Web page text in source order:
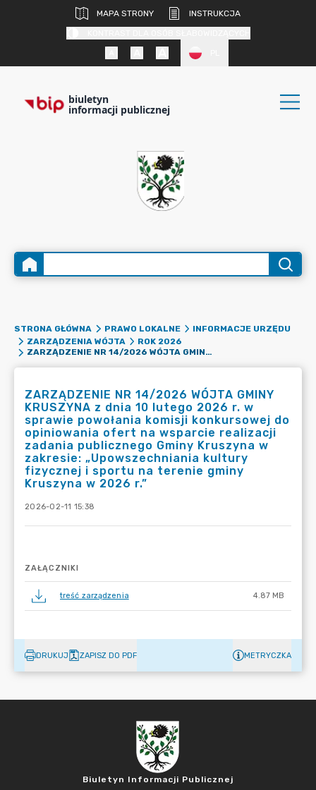
MAPA STRONY
INSTRUKCJA
biuletyn
informacji publicznej
STRONA GŁÓWNA PRAWO LOKALNE
INFORMACJE URZĘDU
ZARZĄDZENIA WÓJTA
ROK 2026
ZARZĄDZENIE NR 14/2026 WÓJTA GMINY KRUSZYNA Z DNIA 10 LUTEGO 2026 R. W SPRAWIE POWOŁANIA KOMISJI KONKURSOWEJ DO OPINIOWANIA OFERT NA WSPARCIE REALIZACJI ZADANIA PUBLICZNEGO GMINY KRUSZYNA W ZAKRESIE: „UPOWSZECHNIANIA KULTURY FIZYCZNEJ I SPORTU NA TERENIE GMINY KRUSZYNA W 2026 R.”
ZARZĄDZENIE NR 14/2026 WÓJTA GMINY
KRUSZYNA z dnia 10 lutego 2026 r. w
sprawie powołania komisji konkursowej do
opiniowania ofert na wsparcie realizacji
zadania publicznego Gminy Kruszyna w
zakresie: „Upowszechniania kultury
fizycznej i sportu na terenie gminy
Kruszyna w 2026 r.”
2026-02-11 15:38
ZAŁĄCZNIKI
treść zarządzenia 4.87 MB
DRUKUJ ZAPISZ DO PDF METRYCZKA
Biuletyn Informacji Publicznej